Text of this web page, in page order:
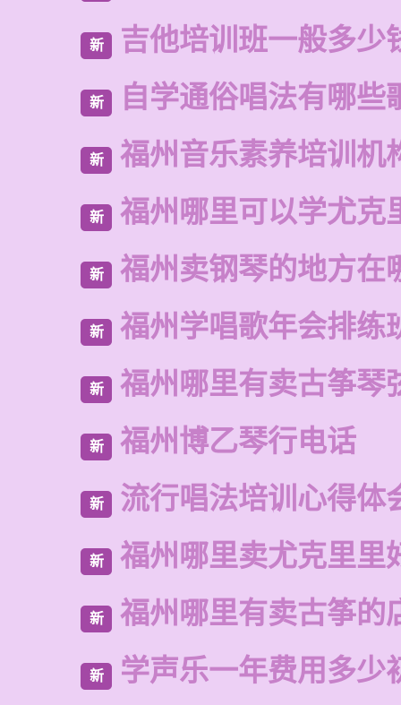
新 吉他培训班一般多少
新 自学通俗唱法有哪些
新 福州音乐素养培训机
新 福州哪里可以学尤克
新 福州卖钢琴的地方在
新 福州学唱歌年会排练
新 福州哪里有卖古筝琴
新 福州博乙琴行电话
新 流行唱法培训心得体
新 福州哪里卖尤克里里
新 福州哪里有卖古筝的
新 学声乐一年费用多少